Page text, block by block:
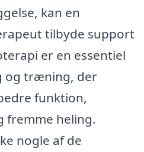
kan en
tilbyde support
er en essentiel
og træning, der
funktion,
fremme heling.
nogle af de